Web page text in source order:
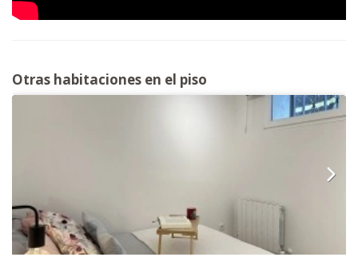
Otras habitaciones en el piso